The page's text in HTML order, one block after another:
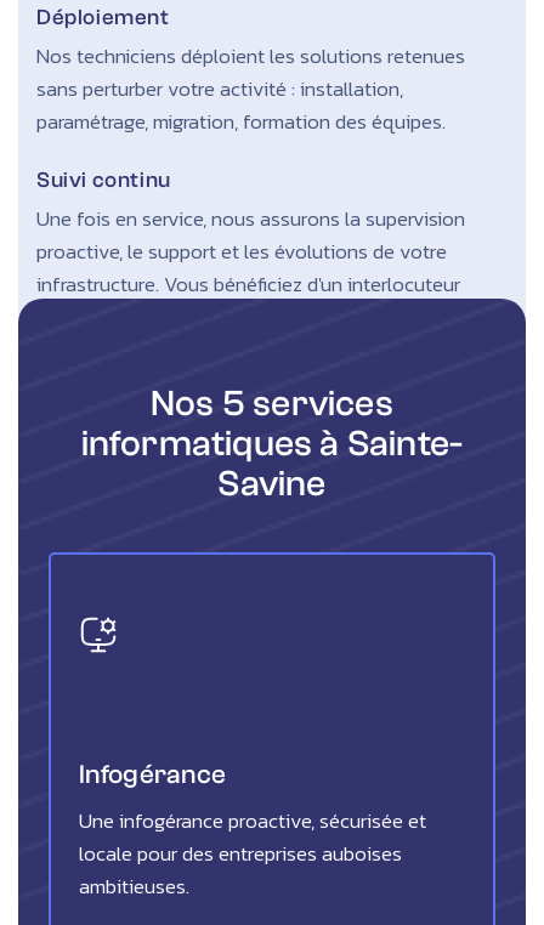
Déploiement
Nos techniciens déploient les solutions retenues
sans perturber votre activité : installation,
paramétrage, migration, formation des équipes.
Suivi continu
Une fois en service, nous assurons la supervision
proactive, le support et les évolutions de votre
infrastructure. Vous bénéficiez d'un interlocuteur
Nos 5 services
informatiques à Sainte-
Savine
Infogérance
Une infogérance proactive, sécurisée et
locale pour des entreprises auboises
ambitieuses.